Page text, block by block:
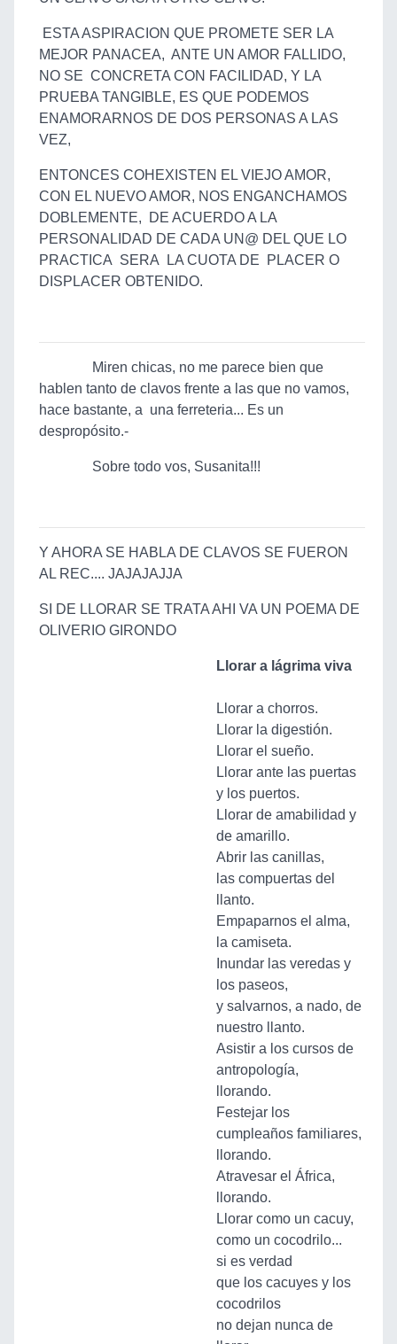
ESTA ASPIRACION QUE PROMETE SER LA
MEJOR PANACEA, ANTE UN AMOR FALLIDO,
NO SE CONCRETA CON FACILIDAD, Y LA
PRUEBA TANGIBLE, ES QUE PODEMOS
ENAMORARNOS DE DOS PERSONAS A LAS
VEZ,
ENTONCES COHEXISTEN EL VIEJO AMOR,
CON EL NUEVO AMOR, NOS ENGANCHAMOS
DOBLEMENTE, DE ACUERDO A LA
PERSONALIDAD DE CADA UN@ DEL QUE LO
PRACTICA SERA LA CUOTA DE PLACER O
DISPLACER OBTENIDO.
Miren chicas, no me parece bien que
hablen tanto de clavos frente a las que no vamos,
hace bastante, a una ferreteria... Es un
despropósito.-
Sobre todo vos, Susanita!!!
Y AHORA SE HABLA DE CLAVOS SE FUERON
AL REC.... JAJAJAJJA
SI DE LLORAR SE TRATA AHI VA UN POEMA DE
OLIVERIO GIRONDO
Llorar a lágrima viva
Llorar a chorros.
Llorar la digestión.
Llorar el sueño.
Llorar ante las puertas
y los puertos.
Llorar de amabilidad y
de amarillo.
Abrir las canillas,
las compuertas del
llanto.
Empaparnos el alma,
la camiseta.
Inundar las veredas y
los paseos,
y salvarnos, a nado, de
nuestro llanto.
Asistir a los cursos de
antropología,
llorando.
Festejar los
cumpleaños familiares,
llorando.
Atravesar el África,
llorando.
Llorar como un cacuy,
como un cocodrilo...
si es verdad
que los cacuyes y los
cocodrilos
no dejan nunca de